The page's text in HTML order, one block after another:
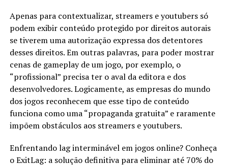
Apenas para contextualizar, streamers e youtubers só
podem exibir conteúdo protegido por direitos autorais
se tiverem uma autorização expressa dos detentores
desses direitos. Em outras palavras, para poder mostrar
cenas de gameplay de um jogo, por exemplo, o
“profissional” precisa ter o aval da editora e dos
desenvolvedores. Logicamente, as empresas do mundo
dos jogos reconhecem que esse tipo de conteúdo
funciona como uma “propaganda gratuita” e raramente
impõem obstáculos aos streamers e youtubers.
Enfrentando lag interminável em jogos online? Conheça
o ExitLag: a solução definitiva para eliminar até 70% do